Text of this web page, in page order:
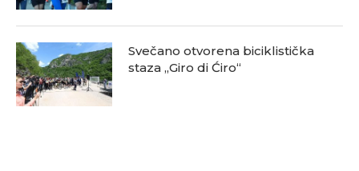
Svečano otvorena biciklistička
staza „Giro di Ćiro“